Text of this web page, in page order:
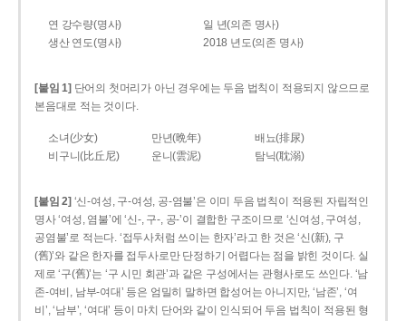
연 강수량(명사)
일 년(의존 명사)
생산 연도(명사)
2018 년도(의존 명사)
[붙임 1] 단어의 첫머리가 아닌 경우에는 두음 법칙이 적용되지 않으므로
본음대로 적는 것이다.
소녀(少女) 만년(晩年)
배뇨(排尿)
비구니(比丘尼)
운니(雲泥) 탐닉(耽溺)
[붙임 2] ‘신-여성, 구-여성, 공-염불’은 이미 두음 법칙이 적용된 자립적인
명사 ‘여성, 염불’에 ‘신-, 구-, 공-’이 결합한 구조이므로 ‘신여성, 구여성,
공염불’로 적는다. ‘접두사처럼 쓰이는 한자’라고 한 것은 ‘신(新), 구
(舊)’와 같은 한자를 접두사로만 단정하기 어렵다는 점을 밝힌 것이다. 실
제로 ‘구(舊)’는 ‘구 시민 회관’과 같은 구성에서는 관형사로도 쓰인다. ‘남
존­-여비, 남부-­여대’ 등은 엄밀히 말하면 합성어는 아니지만, ‘남존’, ‘여
비’, ‘남부’, ‘여대’ 등이 마치 단어와 같이 인식되어 두음 법칙이 적용된 형